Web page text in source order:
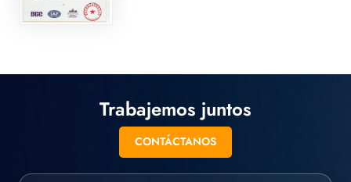
Trabajemos juntos
CONTÁCTANOS